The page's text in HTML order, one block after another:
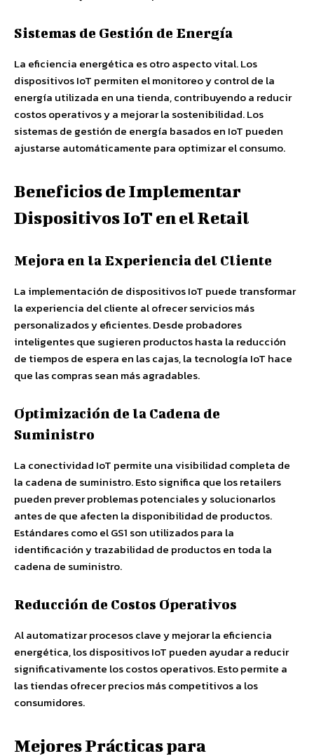
Sistemas de Gestión de Energía
La eficiencia energética es otro aspecto vital. Los
dispositivos IoT permiten el monitoreo y control de la
energía utilizada en una tienda, contribuyendo a reducir
costos operativos y a mejorar la sostenibilidad. Los
sistemas de gestión de energía basados en IoT pueden
ajustarse automáticamente para optimizar el consumo.
Beneficios de Implementar
Dispositivos IoT en el Retail
Mejora en la Experiencia del Cliente
La implementación de dispositivos IoT puede transformar
la experiencia del cliente al ofrecer servicios más
personalizados y eficientes. Desde probadores
inteligentes que sugieren productos hasta la reducción
de tiempos de espera en las cajas, la tecnología IoT hace
que las compras sean más agradables.
Optimización de la Cadena de
Suministro
La conectividad IoT permite una visibilidad completa de
la cadena de suministro. Esto significa que los retailers
pueden prever problemas potenciales y solucionarlos
antes de que afecten la disponibilidad de productos.
Estándares como el GS1 son utilizados para la
identificación y trazabilidad de productos en toda la
cadena de suministro.
Reducción de Costos Operativos
Al automatizar procesos clave y mejorar la eficiencia
energética, los dispositivos IoT pueden ayudar a reducir
significativamente los costos operativos. Esto permite a
las tiendas ofrecer precios más competitivos a los
consumidores.
Mejores Prácticas para